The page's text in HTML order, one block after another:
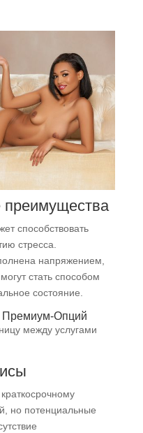
преимущества
способствовать
стресса.
напряжением,
стать способом
состояние.
Премиум-Опций
между услугами
но потенциальные